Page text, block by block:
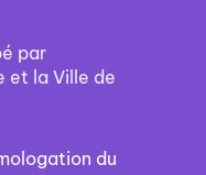
par
et la Ville de